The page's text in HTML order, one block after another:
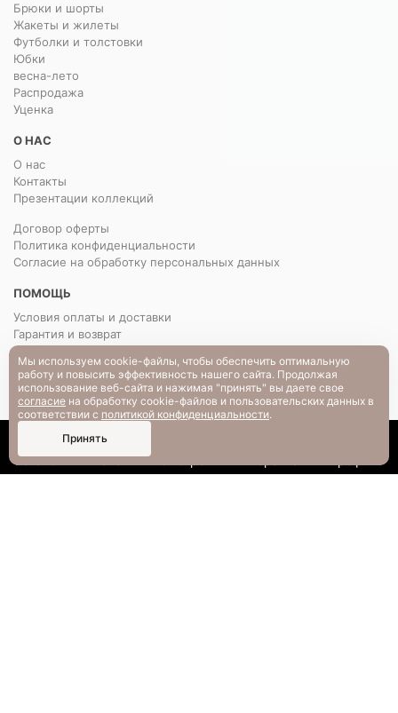
Каталог Поиск
Брюки и шорты
Жакеты и жилеты
Футболки и толстовки
Юбки
весна-лето
Распродажа
Уценка
О НАС
О нас
Контакты
Презентации коллекций
Договор оферты
Политика конфиденциальности
Согласие на обработку персональных данных
ПОМОЩЬ
Условия оплаты и доставки
Гарантия и возврат
РАЗМЕРНАЯ СЕТКА
Вопрос-ответ
Мы используем cookie-файлы, чтобы обеспечить оптимальную
работу и повысить эффективность нашего сайта. Продолжая
использование веб-сайта и нажимая "принять" вы даете свое
согласие на обработку cookie-файлов и пользовательских данных в
соответствии с политикой конфиденциальности.
Принять